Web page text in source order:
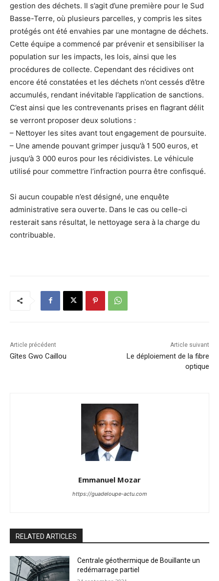
gestion des déchets. Il s’agit d’une première pour le Sud
Basse-Terre, où plusieurs parcelles, y compris les sites
protégés ont été envahies par une montagne de déchets.
Cette équipe a commencé par prévenir et sensibiliser la
population sur les impacts, les lois, ainsi que les
procédures de collecte. Cependant des récidives ont
encore été constatées et les déchets n’ont cessés d’être
accumulés, rendant inévitable l’application de sanctions.
C’est ainsi que les contrevenants prises en flagrant délit
se verront proposer deux solutions :
– Nettoyer les sites avant tout engagement de poursuite.
– Une amende pouvant grimper jusqu’à 1 500 euros, et
jusqu’à 3 000 euros pour les récidivistes. Le véhicule
utilisé pour commettre l’infraction pourra être confisqué.
Si aucun coupable n’est désigné, une enquête
administrative sera ouverte. Dans le cas ou celle-ci
resterait sans résultat, le nettoyage sera à la charge du
contribuable.
Article précédent
Gîtes Gwo Caillou
Article suivant
Le déploiement de la fibre
optique
Emmanuel Mozar
https://guadeloupe-actu.com
RELATED ARTICLES
Centrale géothermique de Bouillante un
redémarrage partiel